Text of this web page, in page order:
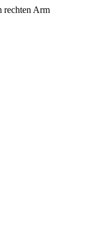
rechten Arm